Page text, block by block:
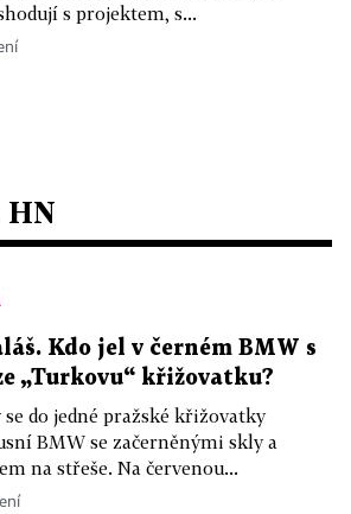
s projektem, s...
HN
Kdo jel v černém BMW s
„Turkovu“ křižovatku?
do jedné pražské křižovatky
BMW se začerněnými skly a
na střeše. Na červenou...